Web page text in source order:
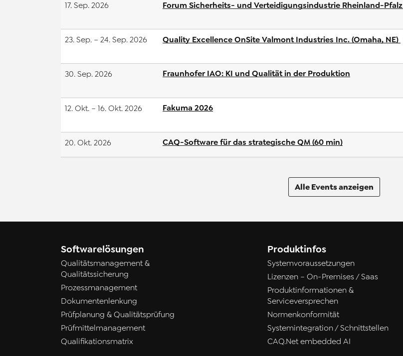
17. Sep. 2026 Forum Sicherheits- und Verteidigungsindustrie Rheinland-Pfalz
23. Sep. – 24. Sep. 2026 Quality Excellence OnSite Valmont Industries Inc. (Omaha, NE)
30. Sep. 2026 Fraunhofer IAO: KI und Qualität in der Produktion
12. Okt. – 16. Okt. 2026 Fakuma 2026
20. Okt. 2026 CAQ-Software für das strategische QM (60 min)
Alle Events anzeigen
Softwarelösungen
Qualitätsmanagement &
Qualitätssicherung
Prozessmanagement
Dokumentenlenkung
Prüfplanung & Qualitätsprüfung
Prüfmittelmanagement
Qualifikationsmatrix
Produktinfos
Systemvoraussetzungen
Lizenzen – On-Premises / Saas
Produktinformationen &
Serviceversprechen
Normenkonformität
Systemintegration / Schnittstellen
CAQ.Net embedded AI